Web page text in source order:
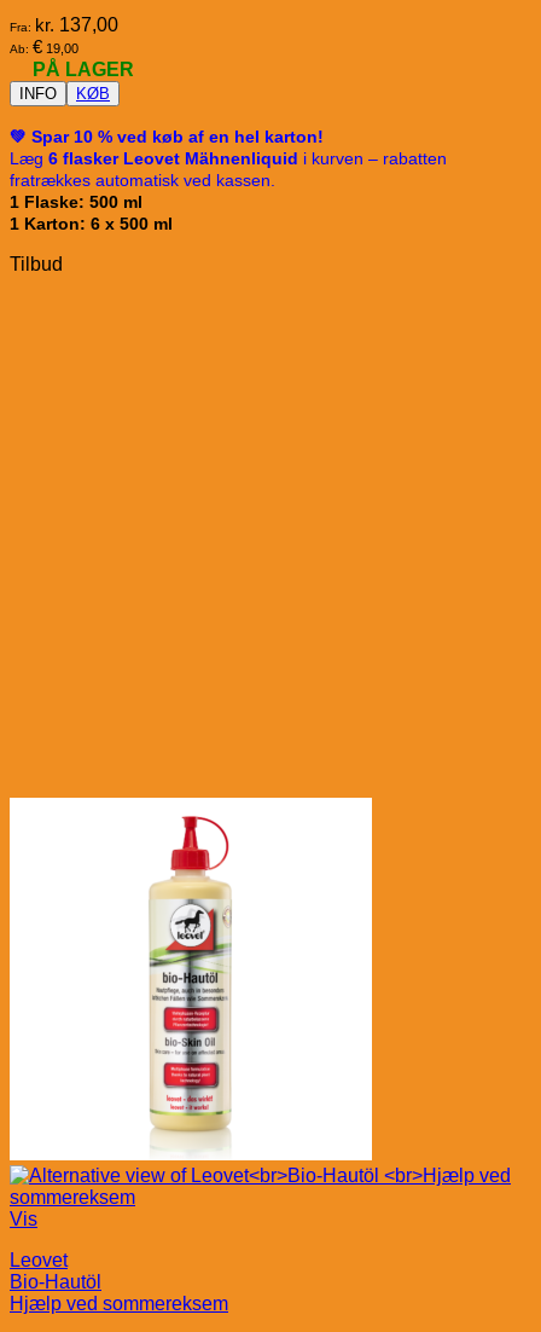
Fra: kr. 137,00
Ab: € 19,00
PÅ LAGER
INFO KØB
💚 Spar 10 % ved køb af en hel karton!
Læg 6 flasker Leovet Mähnenliquid i kurven – rabatten
fratrækkes automatisk ved kassen.
1 Flaske: 500 ml
1 Karton: 6 x 500 ml
Tilbud
Vis
Leovet
Bio-Hautöl
Hjælp ved sommereksem